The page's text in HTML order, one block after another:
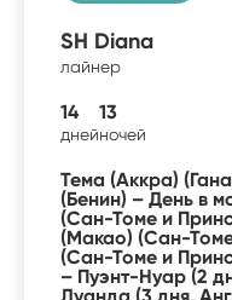
SH Diana
лайнер
14
дней
13
ночей
Тема (Аккра)
(Бенин) – День в
(Сан-Томе и
(Макао) (Сан-
(Сан-Томе и
– Пуэнт-Нуар (2
Луанда (3 дня,